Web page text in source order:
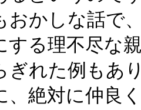
かしな話で
する理不尽な
ぎれた例もあ
絶対に仲良